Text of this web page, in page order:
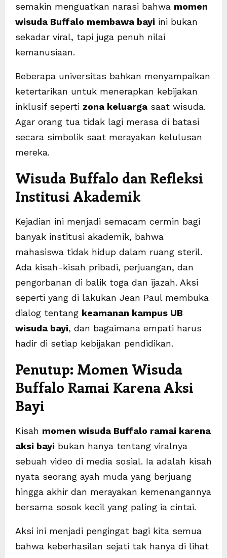
semakin menguatkan narasi bahwa momen
wisuda Buffalo membawa bayi ini bukan
sekadar viral, tapi juga penuh nilai
kemanusiaan.
Beberapa universitas bahkan menyampaikan
ketertarikan untuk menerapkan kebijakan
inklusif seperti zona keluarga saat wisuda.
Agar orang tua tidak lagi merasa di batasi
secara simbolik saat merayakan kelulusan
mereka.
Wisuda Buffalo dan Refleksi
Institusi Akademik
Kejadian ini menjadi semacam cermin bagi
banyak institusi akademik, bahwa
mahasiswa tidak hidup dalam ruang steril.
Ada kisah-kisah pribadi, perjuangan, dan
pengorbanan di balik toga dan ijazah. Aksi
seperti yang di lakukan Jean Paul membuka
dialog tentang keamanan kampus UB
wisuda bayi, dan bagaimana empati harus
hadir di setiap kebijakan pendidikan.
Penutup: Momen Wisuda
Buffalo Ramai Karena Aksi
Bayi
Kisah momen wisuda Buffalo ramai karena
aksi bayi bukan hanya tentang viralnya
sebuah video di media sosial. Ia adalah kisah
nyata seorang ayah muda yang berjuang
hingga akhir dan merayakan kemenangannya
bersama sosok kecil yang paling ia cintai.
Aksi ini menjadi pengingat bagi kita semua
bahwa keberhasilan sejati tak hanya di lihat